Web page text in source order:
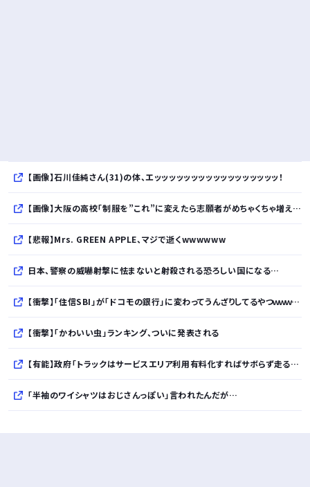
【画像】石川佳純さん(31)の体、エッッッッッッッッッッッッッッッッッ！
【画像】大阪の高校「制服を”これ”に変えたら志願者がめちゃくちゃ増えた」
【悲報】Mrs. GREEN APPLE、マジで逝くwwwwww
日本、警察の威嚇射撃に怯まないと射殺される恐ろしい国になる…
【衝撃】「住信SBI」が「ドコモの銀行」に変わってうんざりしてるやつｗｗｗｗｗ
【衝撃】「かわいい虫」ランキング、ついに発表される
【有能】政府「トラックはサービスエリア利用有料化すればサボらず走るし流問題解決じゃね？」
「半袖のワイシャツはおじさんっぽい」言われたんだが…